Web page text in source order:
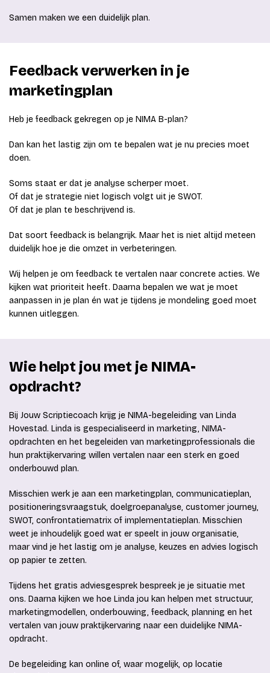
Samen maken we een duidelijk plan.
Feedback verwerken in je
marketingplan
Heb je feedback gekregen op je NIMA B-plan?
Dan kan het lastig zijn om te bepalen wat je nu precies moet
doen.
Soms staat er dat je analyse scherper moet.
Of dat je strategie niet logisch volgt uit je SWOT.
Of dat je plan te beschrijvend is.
Dat soort feedback is belangrijk. Maar het is niet altijd meteen
duidelijk hoe je die omzet in verbeteringen.
Wij helpen je om feedback te vertalen naar concrete acties. We
kijken wat prioriteit heeft. Daarna bepalen we wat je moet
aanpassen in je plan én wat je tijdens je mondeling goed moet
kunnen uitleggen.
Wie helpt jou met je NIMA-
opdracht?
Bij Jouw Scriptiecoach krijg je NIMA-begeleiding van Linda
Hovestad. Linda is gespecialiseerd in marketing, NIMA-
opdrachten en het begeleiden van marketingprofessionals die
hun praktijkervaring willen vertalen naar een sterk en goed
onderbouwd plan.
Misschien werk je aan een marketingplan, communicatieplan,
positioneringsvraagstuk, doelgroepanalyse, customer journey,
SWOT, confrontatiematrix of implementatieplan. Misschien
weet je inhoudelijk goed wat er speelt in jouw organisatie,
maar vind je het lastig om je analyse, keuzes en advies logisch
op papier te zetten.
Tijdens het gratis adviesgesprek bespreek je je situatie met
ons. Daarna kijken we hoe Linda jou kan helpen met structuur,
marketingmodellen, onderbouwing, feedback, planning en het
vertalen van jouw praktijkervaring naar een duidelijke NIMA-
opdracht.
De begeleiding kan online of, waar mogelijk, op locatie